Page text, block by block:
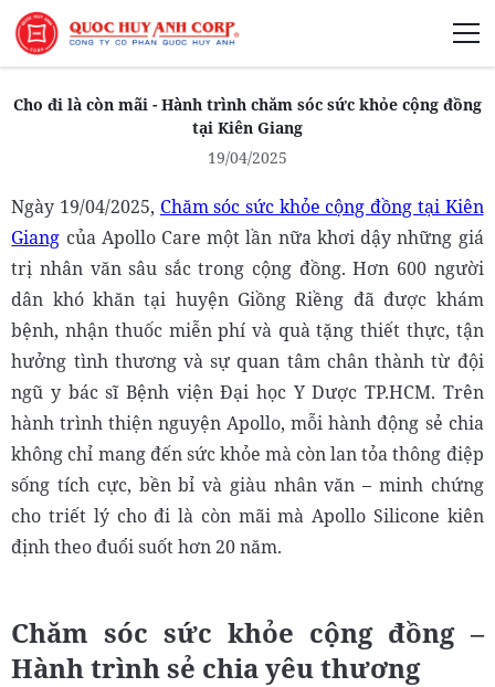
Giới Thiệu
Phát Triển Bền Vững
Truyền Thông Phát Triển
Cho đi là còn mãi - Hành trình chăm sóc sức khỏe cộng đồng
tại Kiên Giang
19/04/2025
Ngày 19/04/2025, Chăm sóc sức khỏe cộng đồng tại Kiên
Giang của Apollo Care một lần nữa khơi dậy những giá
trị nhân văn sâu sắc trong cộng đồng. Hơn 600 người
dân khó khăn tại huyện Giồng Riềng đã được khám
bệnh, nhận thuốc miễn phí và quà tặng thiết thực, tận
hưởng tình thương và sự quan tâm chân thành từ đội
ngũ y bác sĩ Bệnh viện Đại học Y Dược TP.HCM. Trên
hành trình thiện nguyện Apollo, mỗi hành động sẻ chia
không chỉ mang đến sức khỏe mà còn lan tỏa thông điệp
sống tích cực, bền bỉ và giàu nhân văn – minh chứng
cho triết lý cho đi là còn mãi mà Apollo Silicone kiên
định theo đuổi suốt hơn 20 năm.
Chăm sóc sức khỏe cộng đồng –
Hành trình sẻ chia yêu thương